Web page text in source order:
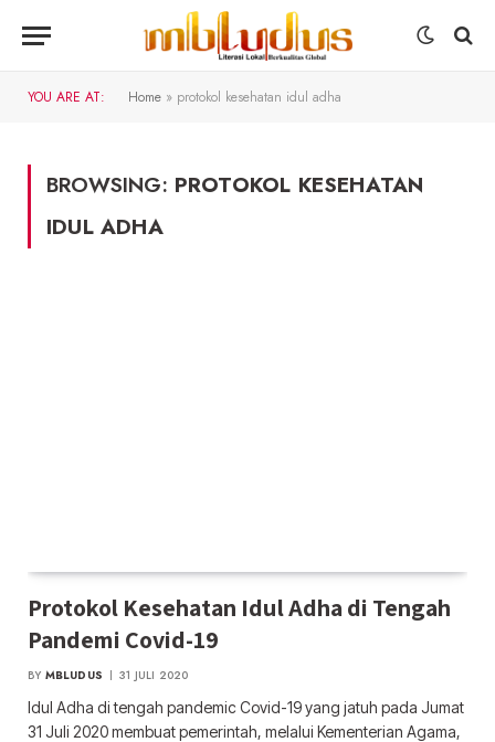
YOU ARE AT: Home » protokol kesehatan idul adha
BROWSING: PROTOKOL KESEHATAN
IDUL ADHA
Protokol Kesehatan Idul Adha di Tengah
Pandemi Covid-19
BY MBLUDUS 31 JULI 2020
Idul Adha di tengah pandemic Covid-19 yang jatuh pada Jumat
31 Juli 2020 membuat pemerintah, melalui Kementerian Agama,